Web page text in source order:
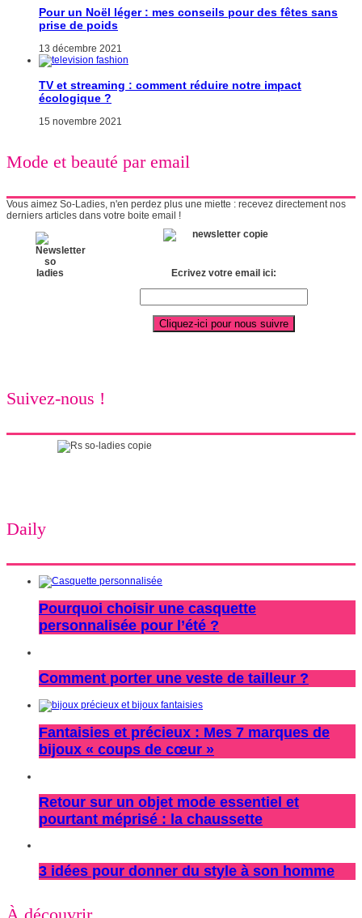
Pour un Noël léger : mes conseils pour des fêtes sans
prise de poids
13 décembre 2021
TV et streaming : comment réduire notre impact
écologique ?
15 novembre 2021
Mode et beauté par email
Vous aimez So-Ladies, n'en perdez plus une miette : recevez directement nos
derniers articles dans votre boite email !
Ecrivez votre email ici:
Suivez-nous !
Daily
Pourquoi choisir une casquette
personnalisée pour l’été ?
Comment porter une veste de tailleur ?
Fantaisies et précieux : Mes 7 marques de
bijoux « coups de cœur »
Retour sur un objet mode essentiel et
pourtant méprisé : la chaussette
3 idées pour donner du style à son homme